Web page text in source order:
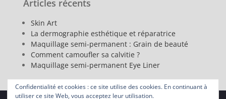
Confidentialité et cookies : ce site utilise des cookies. En continuant à
utiliser ce site Web, vous acceptez leur utilisation.
Articles récents
Skin Art
La dermographie esthétique et réparatrice
Maquillage semi-permanent : Grain de beauté
Comment camoufler sa calvitie ?
Maquillage semi-permanent Eye Liner